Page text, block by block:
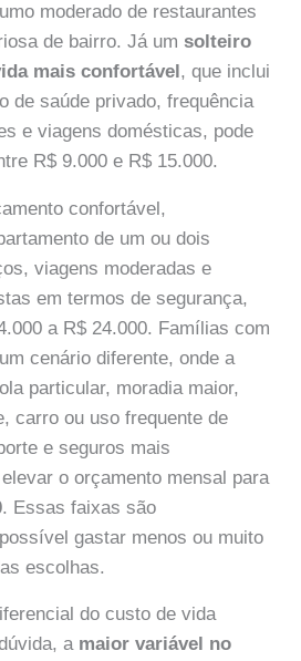
moderado de restaurantes
de bairro. Já umsolteiro
mais confortável , que inclui
de saúde privado, frequência
e viagens domésticas, pode
R$ 9.000 e R$ 15.000.
confortável,
de um ou dois
viagens moderadas e
em termos de segurança,
a R$ 24.000. Famílias com
cenário diferente, onde a
particular, moradia maior,
carro ou uso frequente de
e seguros mais
o orçamento mensal para
. Essas faixas são
gastar menos ou muito
escolhas.
do custo de vida
a maior variável no